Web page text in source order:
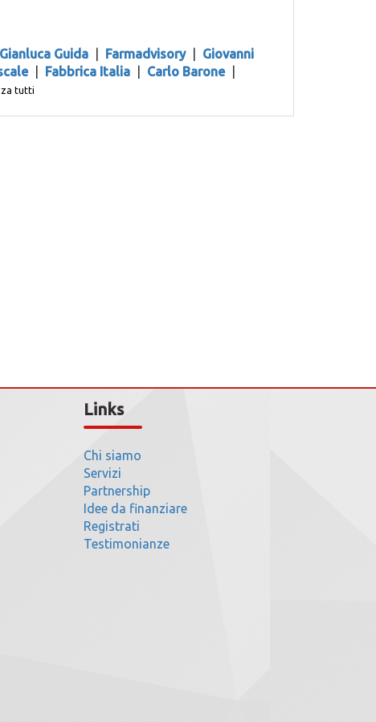
Gianluca Guida Farmadvisory
Giovanni
Fabbrica Italia Carlo Barone
tutti
Links
Chi siamo
Servizi
Partnership
Idee da finanziare
Registrati
Testimonianze